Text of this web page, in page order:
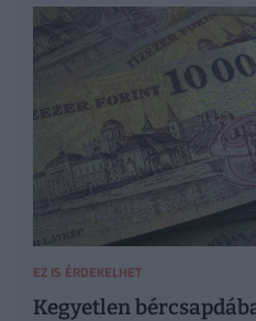
EZ IS ÉRDEKELHET
Kegyetlen